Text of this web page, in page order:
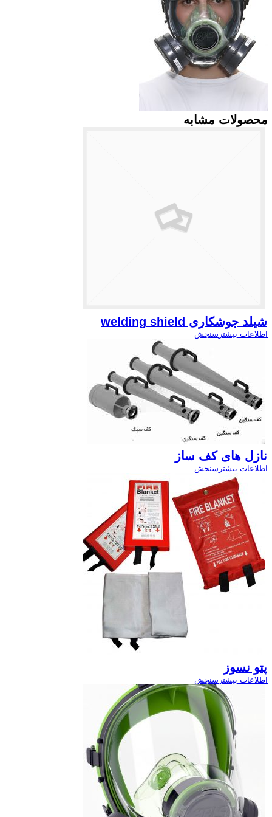
محصولات مشابه
شیلد جوشکاری welding shield
اطلاعات بیشتر سنجش
نازل های کف ساز
اطلاعات بیشتر سنجش
پتو نسوز
اطلاعات بیشتر سنجش